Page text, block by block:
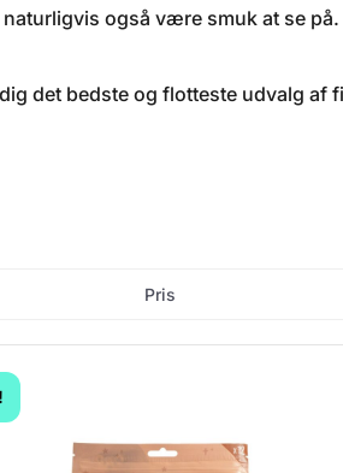
også være smuk at se
det bedste og flotteste udvalg af
Pris